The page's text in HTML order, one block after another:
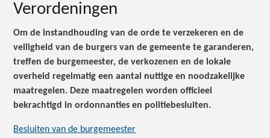
Verordeningen
Om de instandhouding van de orde te verzekeren en de
veiligheid van de burgers van de gemeente te garanderen,
treffen de burgemeester, de verkozenen en de lokale
overheid regelmatig een aantal nuttige en noodzakelijke
maatregelen. Deze maatregelen worden officieel
bekrachtigd in ordonnanties en politiebesluiten.
Besluiten van de burgemeester